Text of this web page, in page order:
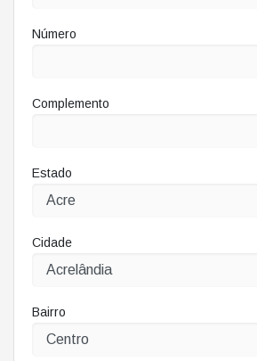
Número
Complemento
Estado
Cidade
Bairro